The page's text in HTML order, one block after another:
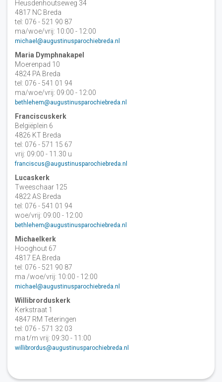
Heusdenhoutseweg 34
4817 NC Breda
tel: 076 - 521 90 87
ma/woe/vrij: 10:00 - 12:00
michael@augustinusparochiebreda.nl
Maria Dymphnakapel
Moerenpad 10
4824 PA Breda
tel: 076 - 541 01 94
ma/woe/vrij: 09:00 - 12:00
bethlehem@augustinusparochiebreda.nl
Franciscuskerk
Belgiëplein 6
4826 KT Breda
tel: 076 - 571 15 67
vrij: 09:00 - 11.30 u
franciscus@augustinusparochiebreda.nl
Lucaskerk
Tweeschaar 125
4822 AS Breda
tel: 076 - 541 01 94
woe/vrij: 09:00 - 12:00
bethlehem@augustinusparochiebreda.nl
Michaelkerk
Hooghout 67
4817 EA Breda
tel: 076 - 521 90 87
ma /woe/vrij: 10:00 - 12:00
michael@augustinusparochiebreda.nl
Willibrorduskerk
Kerkstraat 1
4847 RM Teteringen
tel: 076 - 571 32 03
ma t/m vrij: 09:30 - 11:00
willibrordus@augustinusparochiebreda.nl